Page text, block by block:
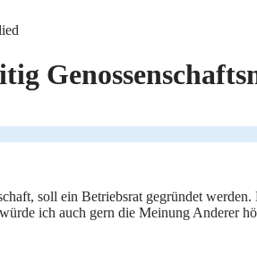
soll ein Betriebsrat gegründet
ich auch gern die Meinung Anderer